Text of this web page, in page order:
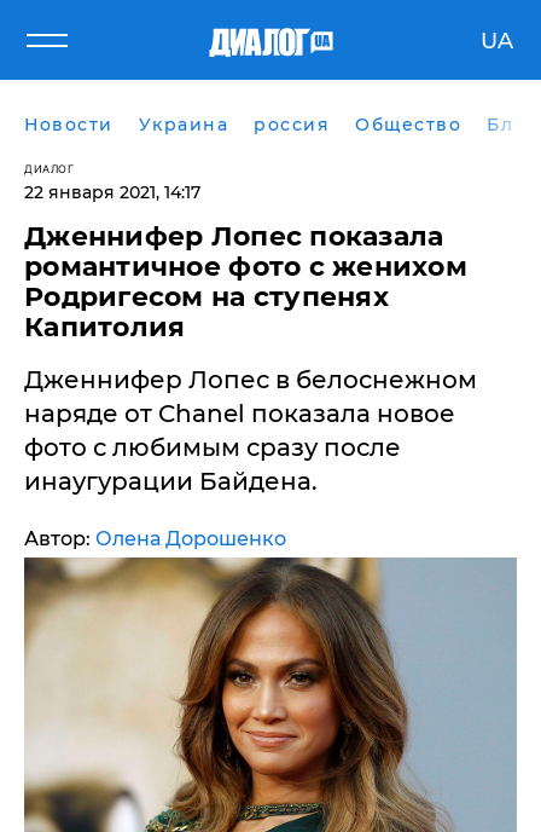
UA
Новости Украина россия Общество
ДИАЛОГ
22 января 2021, 14:17
Дженнифер Лопес показала
романтичное фото с женихом
Родригесом на ступенях
Капитолия
Дженнифер Лопес в белоснежном
наряде от Chanel показала новое
фото с любимым сразу после
инаугурации Байдена.
Автор: Олена Дорошенко